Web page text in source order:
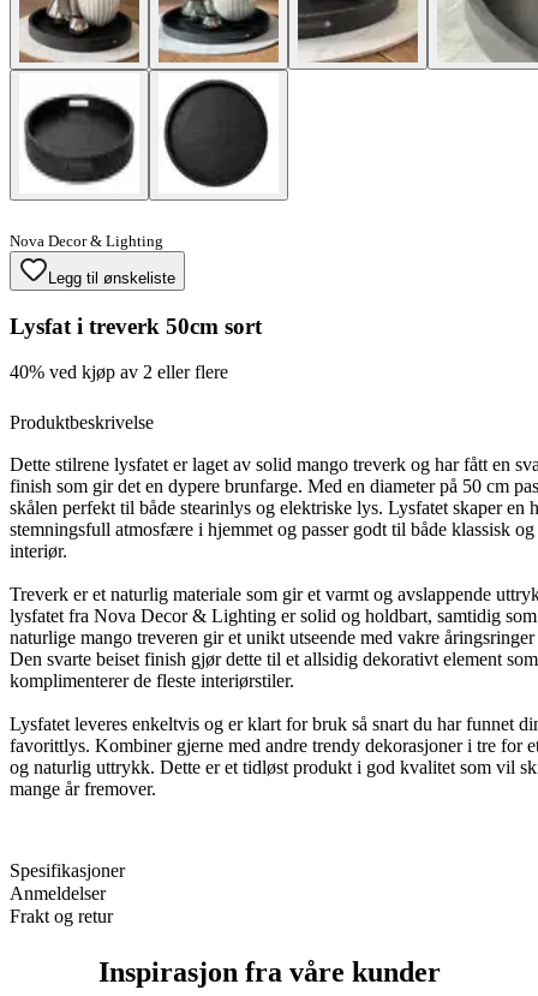
Nova Decor & Lighting
Legg til ønskeliste
Lysfat i treverk 50cm sort
40% ved kjøp av 2 eller flere
Produktbeskrivelse
Dette stilrene lysfatet er laget av solid mango treverk og har fått en
finish som gir det en dypere brunfarge. Med en diameter på 50 cm
skålen perfekt til både stearinlys og elektriske lys. Lysfatet skaper en
stemningsfull atmosfære i hjemmet og passer godt til både klassisk og
interiør.
Treverk er et naturlig materiale som gir et varmt og avslappende
lysfatet fra Nova Decor & Lighting er solid og holdbart, samtidig
naturlige mango treveren gir et unikt utseende med vakre åringsringer
Den svarte beiset finish gjør dette til et allsidig dekorativt element som
komplimenterer de fleste interiørstiler.
Lysfatet leveres enkeltvis og er klart for bruk så snart du har funnet
favorittlys. Kombiner gjerne med andre trendy dekorasjoner i tre for
og naturlig uttrykk. Dette er et tidløst produkt i god kvalitet som vil
mange år fremover.
Spesifikasjoner
Anmeldelser
Frakt og retur
Inspirasjon fra våre kunder